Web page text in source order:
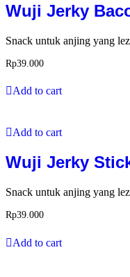
Wuji Jerky
Snack untuk anjing yang
Rp39.000
Add to cart
Add to cart
Wuji Jerky
Snack untuk anjing yang
Rp39.000
Add to cart